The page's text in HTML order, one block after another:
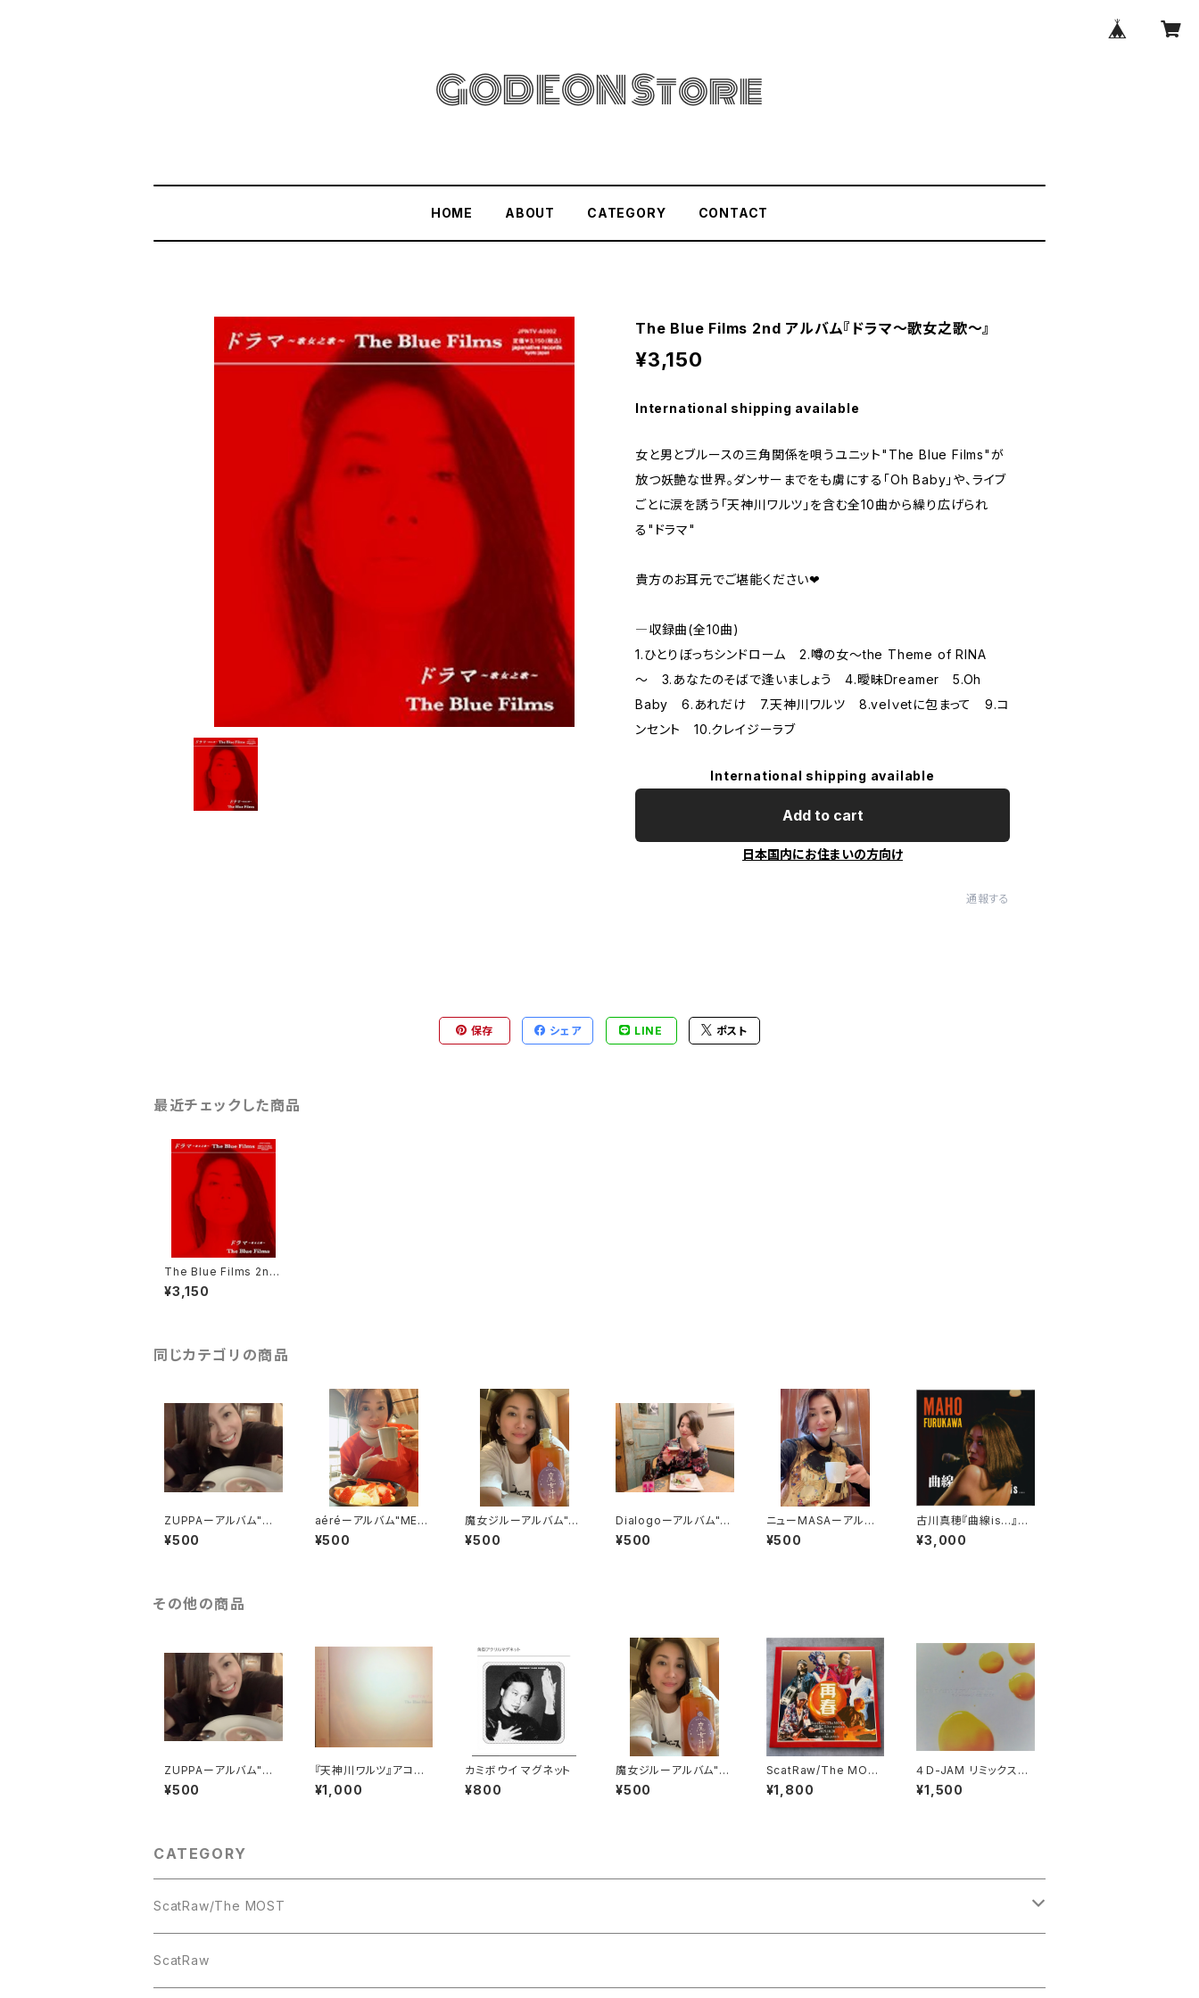
HOME ABOUT CATEGORY CONTACT
The Blue Films 2nd アルバム『ドラマ～歌女之歌～』
¥3,150
International shipping available
女と男とブルースの三角関係を唄うユニット"The Blue Films"が
放つ妖艶な世界。ダンサーまでをも虜にする「Oh Baby」や、ライブ
ごとに涙を誘う「天神川ワルツ」を含む全10曲から繰り広げられ
る"ドラマ"
貴方のお耳元でご堪能ください❤︎
―収録曲(全10曲)
1.ひとりぼっちシンドローム 2.噂の女～the Theme of RINA
～ 3.あなたのそばで逢いましょう 4.曖昧Dreamer 5.Oh
Baby 6.あれだけ 7.天神川ワルツ 8.velｖetに包まって 9.コ
ンセント 10.クレイジーラブ
International shipping available
Add to cart
日本国内にお住まいの方向け
通報する
保存 シェア LINE ポスト
最近チェックした商品
The Blue Films 2nd
アルバム『ドラマ～歌女
之歌～』
¥3,150
同じカテゴリの商品
ZUPPAーアルバム"ME
NUよりシングルカット版
¥500
aéréーアルバム"MEN
Uよりシングルカット版
¥500
魔女ジルーアルバム"M
ENUよりシングルカット
版
¥500
Dialogoーアルバム"M
ENUよりシングルカット
版
¥500
ニューMASAーアルバ
ム"MENUよりシングル
カット版
¥500
古川真穂『曲線is...』≫
完売間近!!≪
¥3,000
その他の商品
ZUPPAーアルバム"ME
NUよりシングルカット版
¥500
『天神川ワルツ』アコー
スティックVer収録シン
グル
¥1,000
カミボウイ マグネット
¥800
魔女ジルーアルバム"M
ENUよりシングルカット
版
¥500
ScatRaw/The MOS
T “再春”Live sessio
n【購入特典付】
¥1,800
４Ｄ-JAM リミックスア
ルバム『６Remix／Ｓ.
Ｓ.Ｓ』
¥1,500
CATEGORY
ScatRaw/The MOST
CD
ScatRaw